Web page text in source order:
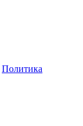
Политика